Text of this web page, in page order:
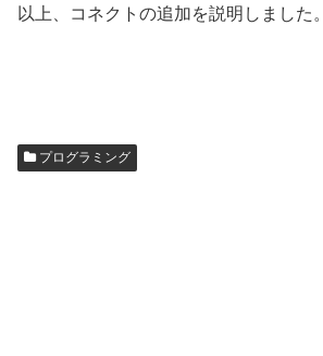
以上、コネクトの追加を説明しました。
プログラミング